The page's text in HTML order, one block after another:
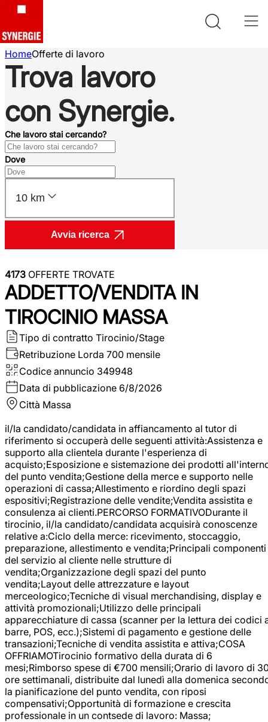
HomeOfferte di lavoro
Trova lavoro
con Synergie.
Che lavoro stai cercando?
Dove
10 km
Avvia ricerca
4173 OFFERTE TROVATE
ADDETTO/VENDITA IN
TIROCINIO MASSA
Tipo di contratto Tirocinio/Stage
Retribuzione Lorda 700 mensile
Codice annuncio 349948
Data di pubblicazione 6/8/2026
Città Massa
il/la candidato/candidata in affiancamento al tutor di
riferimento si occuperà delle seguenti attività:Assistenza e
supporto alla clientela durante l'esperienza di
acquisto;Esposizione e sistemazione dei prodotti
del punto vendita;Gestione della merce e supporto nelle
operazioni di cassa;Allestimento e riordino degli spazi
espositivi;Registrazione delle vendite;Vendita assistita e
consulenza ai clienti.PERCORSO FORMATIVODurante il
tirocinio, il/la candidato/candidata acquisirà conoscenze
relative a:Ciclo della merce: ricevimento, stoccaggio,
preparazione, allestimento e vendita;Principali componenti
del servizio al cliente nelle strutture di
vendita;Organizzazione degli spazi del punto
vendita;Layout delle attrezzature e layout
merceologico;Tecniche di visual merchandising, display e
attività promozionali;Utilizzo delle principali
apparecchiature di cassa (scanner per la lettura dei codici
barre, POS, ecc.);Sistemi di pagamento e gestione delle
transazioni;Tecniche di vendita assistita e attiva;COSA
OFFRIAMOTirocinio formativo della durata di 6
mesi;Rimborso spese di €700 mensili;Orario di lavoro di
ore settimanali, distribuite dal lunedì alla domenica
la pianificazione del punto vendita, con riposi
compensativi;Opportunità di formazione e crescita
professionale in un contsede di lavoro: Massa;